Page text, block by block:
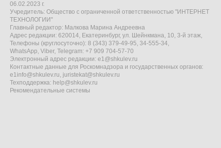
06.02.2023 г.
Учредитель: Общество с ограниченной ответственностью "ИНТЕРНЕТ
ТЕХНОЛОГИИ"
Главный редактор: Малкова Марина Андреевна
Адрес редакции: 620014, Екатеринбург, ул. Шейнкмана, 10, 3-й этаж,
Телефоны (круглосуточно): 8 (343) 379-49-95, 34-555-34,
WhatsApp, Viber, Telegram: +7 909 704-57-70
Электронный адрес редакции: e1@shkulev.ru
Контактные данные для Роскомнадзора и государственных органов:
e1info@shkulev.ru, juristekat@shkulev.ru
Техподдержка: help@shkulev.ru
Рекомендательные системы